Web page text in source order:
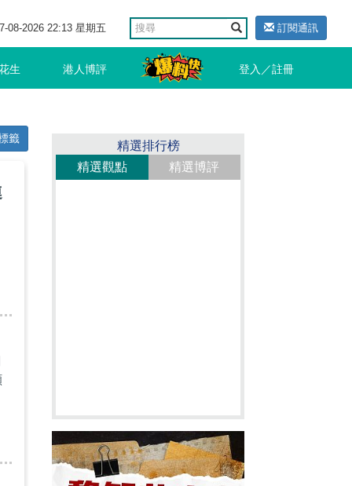
08-2026 22:13 星期五 訂閱通訊
生 港人博評 登入／註冊
籤
精選排行榜
精選觀點
精選博評